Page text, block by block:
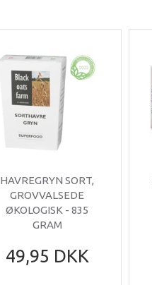
HAVREGRYN SORT,
GROVVALSEDE
ØKOLOGISK - 835
GRAM
49,95 DKK